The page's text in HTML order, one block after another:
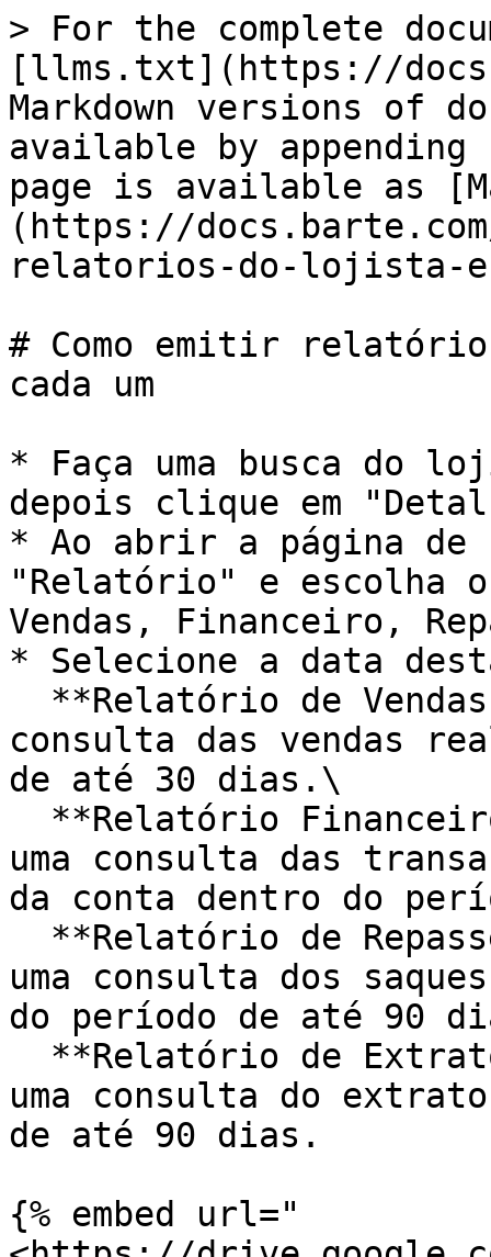
> For the complete
[llms.txt](https://
Markdown versions of
available by
page is available as
(https://
relatorios-do-lojista-e-
# Como emitir
cada um
* Faça uma busca do
depois clique em
* Ao abrir a página de
"Relatório" e escolha
Vendas, Financeiro,
* Selecione a data
consulta das vendas
de até 30 dias.\
uma consulta das
da conta dentro do
uma consulta dos
do período de até 90
uma consulta do
de até 90 dias.
{% embed url="